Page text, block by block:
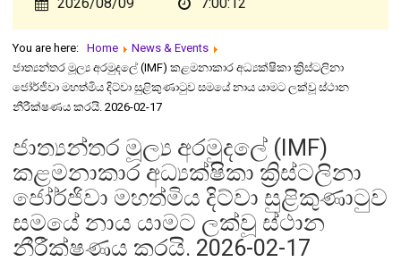
You are here: Home
News & Events
ජාත්‍යන්තර මූල්‍ය අරමුදලේ (IMF) කළමනාකාර අධ්‍යක්ෂිකා ක්‍රිස්ටලිනා
ජෝර්ජිවා මහත්මිය දිට්වා සුළිකුණාටුව සමයේ නාය යාමට ලක්වූ ස්ථාන
නීරීක්ෂණය කරයි. 2026-02-17
ජාත්‍යන්තර මූල්‍ය අරමුදලේ (IMF)
කළමනාකාර අධ්‍යක්ෂිකා ක්‍රිස්ටලිනා
ජෝර්ජිවා මහත්මිය දිට්වා සුළිකුණාටුව
සමයේ නාය යාමට ලක්වූ ස්ථාන
නීරීක්ෂණය කරයි. 2026-02-17